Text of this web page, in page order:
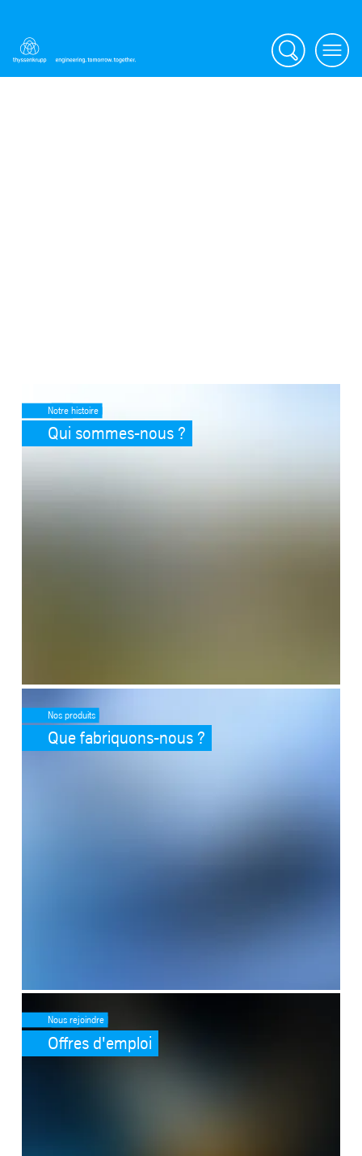
Search Menu
Notre histoire
Qui sommes-nous ?
Nos produits
Que fabriquons-nous ?
Nous rejoindre
Offres d'emploi